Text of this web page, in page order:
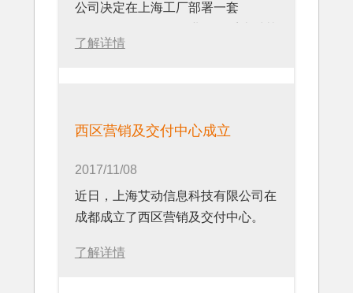
公司决定在上海工厂部署一套
生产进行管理。
了解详情
西区营销及交付中心成立
2017/11/08
近日，上海艾动信息科技有限公司在
成都成立了西区营销及交付中心。
了解详情